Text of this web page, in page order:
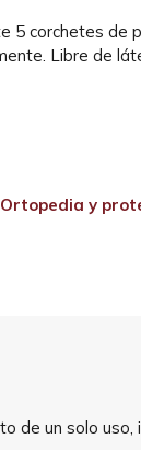
5 corchetes de
Libre de
Ortopedia y
de un solo uso,